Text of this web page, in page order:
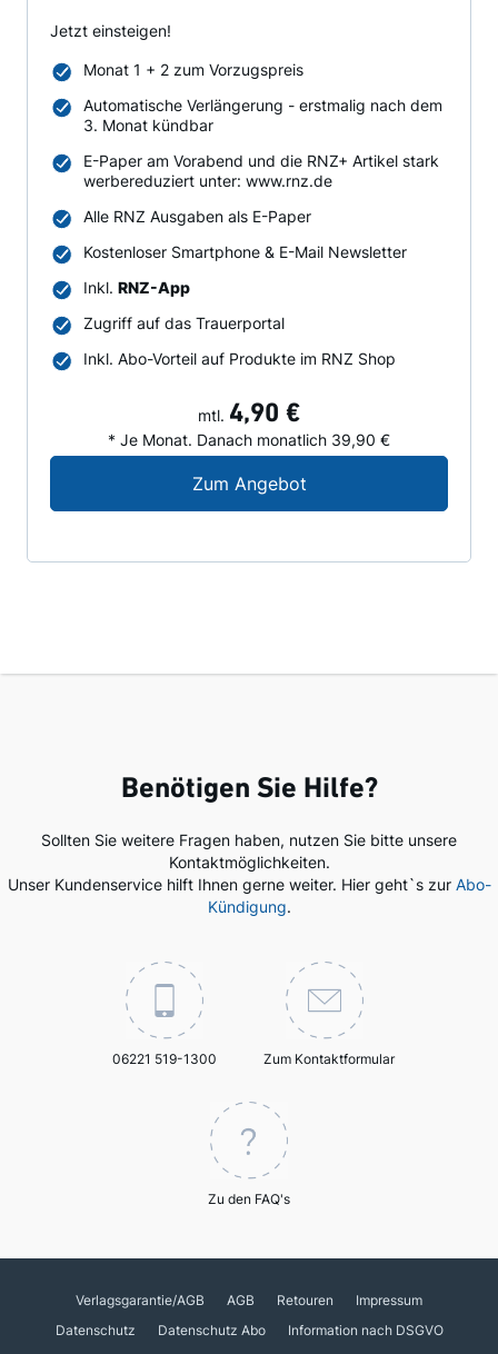
Jetzt einsteigen!
Monat 1 + 2 zum Vorzugspreis
Automatische Verlängerung - erstmalig nach dem
3. Monat kündbar
E-Paper am Vorabend und die RNZ+ Artikel stark
werbereduziert unter: www.rnz.de
Alle RNZ Ausgaben als E-Paper
Kostenloser Smartphone & E-Mail Newsletter
Inkl. RNZ-App
Zugriff auf das Trauerportal
Inkl. Abo-Vorteil auf Produkte im RNZ Shop
mtl. 4,90 €
* Je Monat. Danach monatlich 39,90 €
Zum AngebotDigital-Angebot für
Benötigen Sie Hilfe?
Sollten Sie weitere Fragen haben, nutzen Sie bitte unsere
Kontaktmöglichkeiten.
Unser Kundenservice hilft Ihnen gerne weiter. Hier geht`s zur Abo-
Kündigung.
06221 519-1300 Zum Kontaktformular
Zu den FAQ's
Verlagsgarantie/AGB AGB Retouren
Impressum
Datenschutz
Datenschutz Abo
Information nach DSGVO